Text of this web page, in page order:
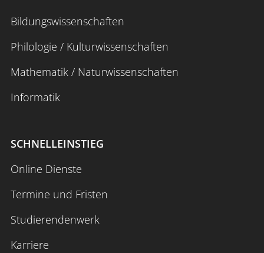
Bildungswissenschaften
Philologie / Kulturwissenschaften
Mathematik / Naturwissenschaften
Informatik
SCHNELLEINSTIEG
Online Dienste
Termine und Fristen
Studierendenwerk
Karriere